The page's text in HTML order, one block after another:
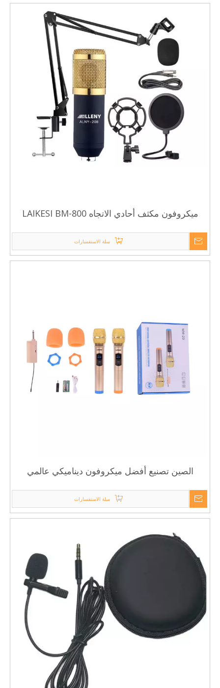
ميكروفون مكثف أحادي الاتجاه LAIKESI BM-800
سلة الاستفسارات
الصين تصنيع أفضل ميكروفون ديناميكي عالمي
سلة الاستفسارات